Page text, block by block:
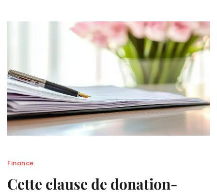
Finance
Cette clause de donation-